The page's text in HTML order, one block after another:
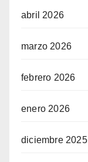
abril 2026
marzo 2026
febrero 2026
enero 2026
diciembre 2025